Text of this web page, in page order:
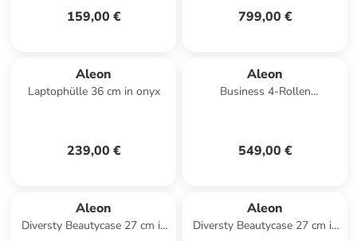
159,00 € 799,00 €
Aleon
Laptophülle 36 cm in onyx
239,00 €
Aleon
Business 4-Rollen
549,00 €
Aleon
Diversty Beautycase 27 cm in
Aleon
Diversty Beautycase 27 cm in